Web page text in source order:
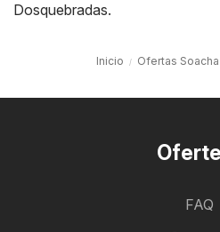
Dosquebradas.
Inicio Ofertas Soacha
FAQ